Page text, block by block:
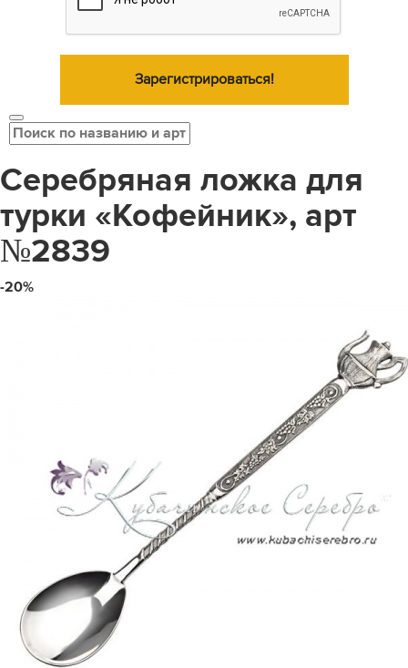
Зарегистрироваться!
Серебряная ложка для
турки «Кофейник», арт
№2839
-20%